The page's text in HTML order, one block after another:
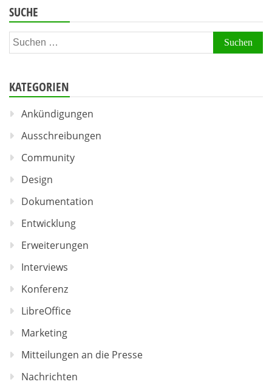
SUCHE
Suchen
nach:
KATEGORIEN
Ankündigungen
Ausschreibungen
Community
Design
Dokumentation
Entwicklung
Erweiterungen
Interviews
Konferenz
LibreOffice
Marketing
Mitteilungen an die Presse
Nachrichten